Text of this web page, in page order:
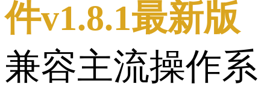
件v1.8.1最新版
兼容主流操作系